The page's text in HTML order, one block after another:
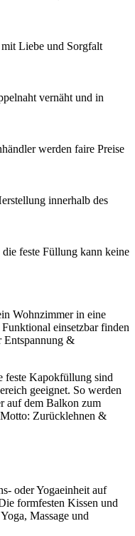
Liebe und Sorgfalt
vernäht und in
werden faire Preise
innerhalb des
feste Füllung kann keine
Wohnzimmer in eine
einsetzbar finden
Entspannung &
feste Kapokfüllung sind
geeignet. So werden
auf dem Balkon zum
Zurücklehnen &
oder Yogaeinheit auf
formfesten Kissen und
Massage und